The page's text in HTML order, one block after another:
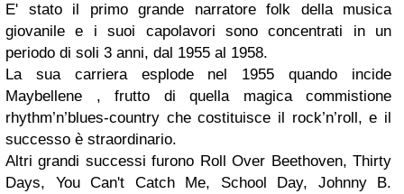
E' stato il primo grande narratore folk della musica
giovanile e i suoi capolavori sono concentrati in un
periodo di soli 3 anni, dal 1955 al 1958.
La sua carriera esplode nel 1955 quando incide
Maybellene , frutto di quella magica commistione
rhythm’n’blues-country che costituisce il rock’n’roll, e il
successo è straordinario.
Altri grandi successi furono Roll Over Beethoven, Thirty
Days, You Can't Catch Me, School Day, Johnny B.